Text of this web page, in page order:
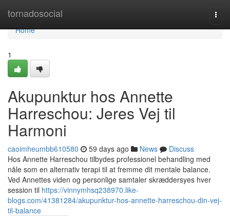
tornadosocial
Home
Home
1
Akupunktur hos Annette
Harreschou: Jeres Vej til
Harmoni
caoimheumbb610580 59 days ago News
Discuss
Hos Annette Harreschou tilbydes professionel behandling med
nåle som en alternativ terapi til at fremme dit mentale balance.
Ved Annettes viden og personlige samtaler skræddersyes hver
session til https://vinnymhsq238970.like-
blogs.com/41381284/akupunktur-hos-annette-harreschou-din-vej-
til-balance